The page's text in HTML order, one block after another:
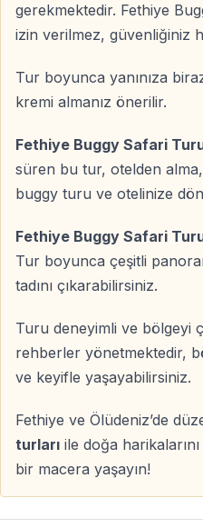
Bu Tur Kimler İçin
Fethiye Buggy Safari, aşırı
sunar.
— Arkadaş grupları
— İlk kez off-road deneyimi
— Deniz ve plaj
Fotoğraf & Video Çekimi
Tur sırasında profesyonel
— Aksiyon fotoğrafları
— Bireysel ve grup çekimleri
— Tur sonrası isteğe bağlı
Tur Günü Sizi Neler
gerekmektedir. Fethiye
izin verilmez, güvenliğiniz
Tur boyunca yanınıza
kremi almanız önerilir.
Fethiye Buggy Safari
süren bu tur, otelden
buggy turu ve otelinize
Fethiye Buggy Safari
Tur boyunca çeşitli
tadını çıkarabilirsiniz.
Turu deneyimli ve bölgeyi
rehberler yönetmektedir,
ve keyifle yaşayabilirsiniz.
Fethiye ve Ölüdeniz’de
turları ile doğa
bir macera yaşayın!